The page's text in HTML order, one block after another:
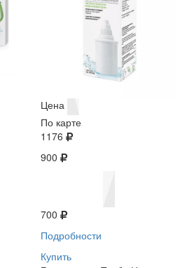
Цена
По карте
1176
900
700
Подробности
Купить